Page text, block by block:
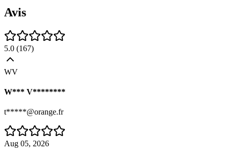
Avis
5.0 (167)
WV
W*** V********
t*****@orange.fr
Aug 05, 2026